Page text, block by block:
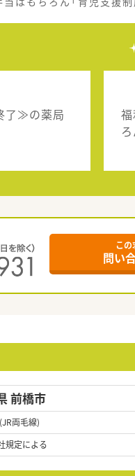
了≫の薬局
この
問い
前橋市
両毛線)
規定による